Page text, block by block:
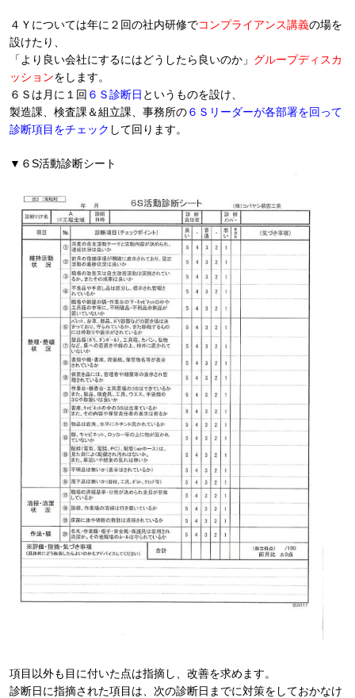
４Ｙについては年に２回の社内研修でコンプライアンス講義の場を
設けたり、
「より良い会社にするにはどうしたら良いのか」 グループディスカ
ッションをします。
６Ｓは月に１回 ６Ｓ診断日 というものを設け、
製造課、検査課＆組立課、事務所の６Ｓリーダーが各部署を回って
診断項目をチェック して回ります。
▼６S活動診断シート
項目以外も目に付いた点は指摘し、改善を求めます。
診断日に指摘された項目は、次の診断日までに対策をしておかなけ